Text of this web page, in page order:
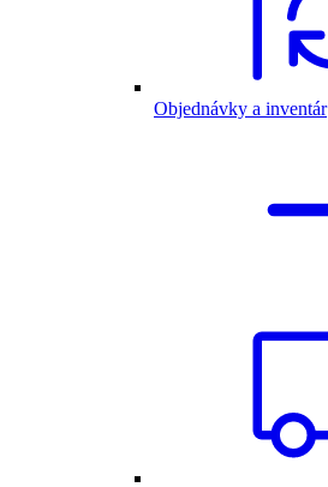
Objednávky a inventár